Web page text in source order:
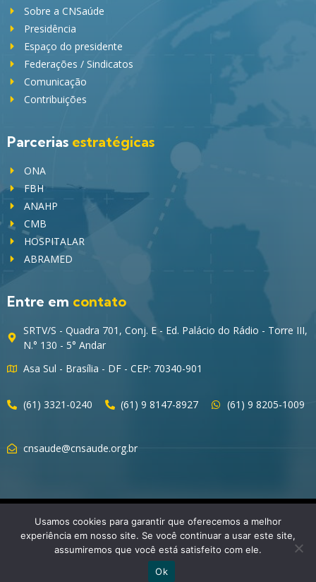
Sobre a CNSaúde
Presidência
Espaço do presidente
Federações / Sindicatos
Comunicação
Contribuições
Parcerias estratégicas
ONA
FBH
ANAHP
CMB
HOSPITALAR
ABRAMED
Entre em contato
SRTV/S - Quadra 701, Conj. E - Ed. Palácio do Rádio - Torre III,
N.° 130 - 5° Andar
Asa Sul - Brasília - DF - CEP: 70340-901
(61) 3321-0240 (61) 9 8147-8927 (61) 9 8205-1009
cnsaude@cnsaude.org.br
Usamos cookies para garantir que oferecemos a melhor
experiência em nosso site. Se você continuar a usar este site,
assumiremos que você está satisfeito com ele.
Ok